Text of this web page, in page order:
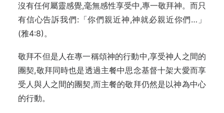
沒有任何屬靈感覺,毫無感性享受中,專一敬拜神。而只
有信心告訴我們:「你們親近神,神就必親近你們…」
(雅4:8)。
敬拜不但是人在專一稱頌神的行動中,享受神人之間的
團契,敬拜同時也是透過主餐中思念基督十架大愛而享
受人與人之間的團契,而主餐的敬拜仍然是以神為中心
的行動。